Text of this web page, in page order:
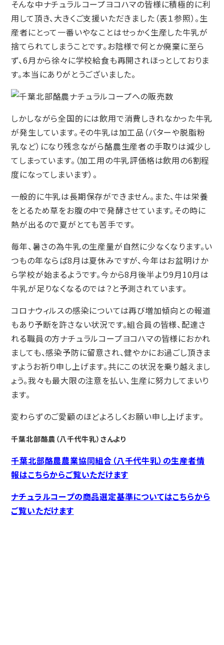
そんな中ナチュラルコープヨコハマの皆様に積極的に利
用して頂き、大きくご支援いただきました（表１参照）。生
産者にとって一番いやなことはせっかく生産した牛乳が
捨てられてしまうことです。お陰様で何とか廃棄に至ら
ず、6月から徐々に学校給食も再開されほっとしておりま
す。本当にありがとうございました。
しかしながら全国的には飲用で消費しきれなかった牛乳
が発生しています。その牛乳は加工品（バターや脱脂粉
乳など）になり残念ながら酪農生産者の手取りは減少し
てしまっています。（加工用の牛乳評価格は飲用の6割程
度になってしまいます）。
一般的に牛乳は長期保存ができません。また、牛は栄養
をとるため草をお腹の中で発酵させています。その時に
熱が出るので夏がとても苦手です。
毎年、暑さの為牛乳の生産量が自然に少なくなります。い
つもの年ならば8月は夏休みですが、今年はお盆明けか
ら学校が始まるようです。今から8月後半より9月10月は
牛乳が足りなくなるのでは？と予測されています。
コロナウィルスの感染については再び増加傾向との報道
もあり予断を許さない状況です。組合員の皆様、配達さ
れる職員の方ナチュラルコープヨコハマの皆様におかれ
ましても、感染予防に留意され、健やかにお過ごし頂きま
すようお祈り申し上げます。共にこの状況を乗り越えまし
ょう。我々も最大限の注意を払い、生産に努力してまいり
ます。
変わらずのご愛顧のほどよろしくお願い申し上げます。
千葉北部酪農（八千代牛乳）さんより
千葉北部酪農農業協同組合（八千代牛乳）の生産者情
報はこちらからご覧いただけます
ナチュラルコープの商品選定基準についてはこちらから
ご覧いただけます